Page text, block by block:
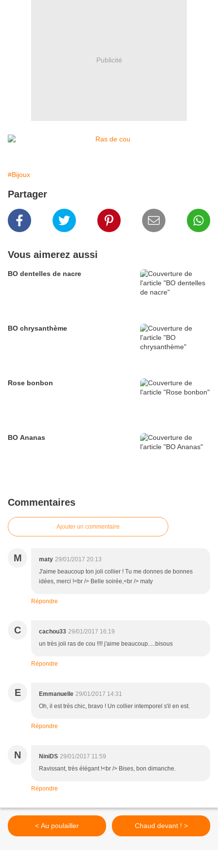
Publicité
#Bijoux
Partager
Vous aimerez aussi
BO dentelles de nacre
BO chrysanthème
Rose bonbon
BO Ananas
Commentaires
Ajouter un commentaire
M maty 29/01/2017 20:13
J'aime beaucoup ton joli collier ! Tu me donnes de bonnes
idées, merci !<br /> Belle soirée,<br /> maty
Répondre
C cachou33 29/01/2017 16:19
un très joli ras de cou !!!! j'aime beaucoup.....bisous
Répondre
E Emmanuelle 29/01/2017 14:31
Oh, il est très chic, bravo ! Un collier intemporel s'il en est.
Répondre
N NiniDS 29/01/2017 11:59
Ravissant, très élégant !<br /> Bises, bon dimanche.
Répondre
< Au poulailler Chaud devant ! >